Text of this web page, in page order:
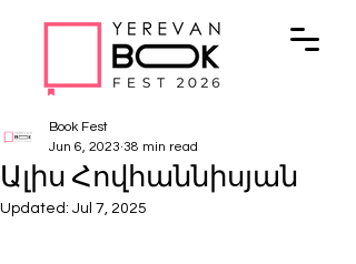
Ալիս Հովհաննիսյան
Book Fest
Jun 6, 2023 38 min read
Updated: Jul 7, 2025